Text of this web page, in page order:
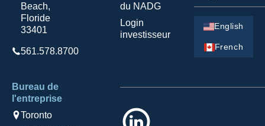
Beach,
Floride
33401
561.578.8700
Bureau de
l'entreprise
Toronto
du NADG
Login
investisseur
English
French
LinkedIn